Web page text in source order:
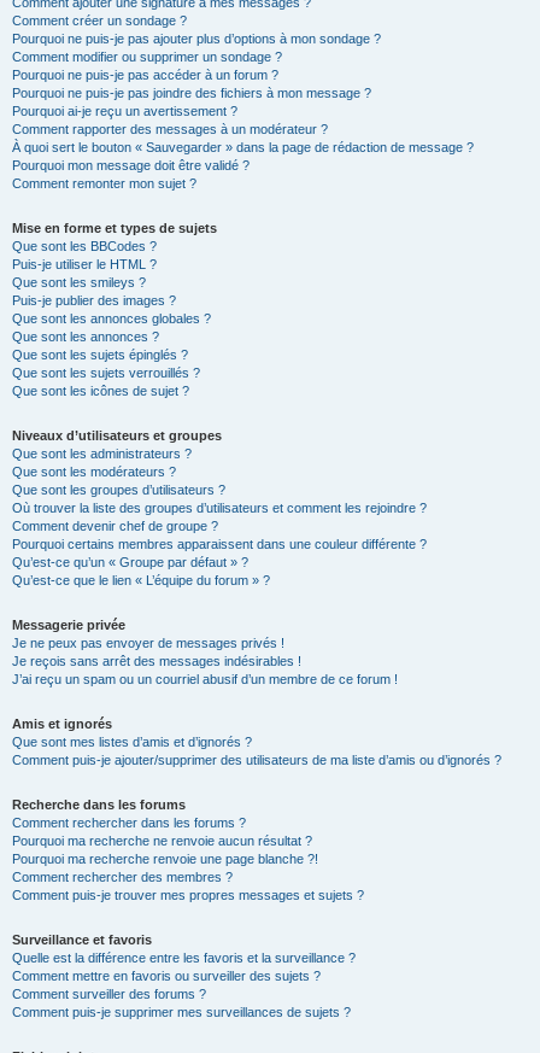
Comment créer un sondage ?
Pourquoi ne puis-je pas ajouter plus d’options à mon sondage ?
Comment modifier ou supprimer un sondage ?
Pourquoi ne puis-je pas accéder à un forum ?
Pourquoi ne puis-je pas joindre des fichiers à mon message ?
Pourquoi ai-je reçu un avertissement ?
Comment rapporter des messages à un modérateur ?
À quoi sert le bouton « Sauvegarder » dans la page de rédaction de message ?
Pourquoi mon message doit être validé ?
Comment remonter mon sujet ?
Mise en forme et types de sujets
Que sont les BBCodes ?
Puis-je utiliser le HTML ?
Que sont les smileys ?
Puis-je publier des images ?
Que sont les annonces globales ?
Que sont les annonces ?
Que sont les sujets épinglés ?
Que sont les sujets verrouillés ?
Que sont les icônes de sujet ?
Niveaux d’utilisateurs et groupes
Que sont les administrateurs ?
Que sont les modérateurs ?
Que sont les groupes d’utilisateurs ?
Où trouver la liste des groupes d’utilisateurs et comment les rejoindre ?
Comment devenir chef de groupe ?
Pourquoi certains membres apparaissent dans une couleur différente ?
Qu’est-ce qu’un « Groupe par défaut » ?
Qu’est-ce que le lien « L’équipe du forum » ?
Messagerie privée
Je ne peux pas envoyer de messages privés !
Je reçois sans arrêt des messages indésirables !
J’ai reçu un spam ou un courriel abusif d’un membre de ce forum !
Amis et ignorés
Que sont mes listes d’amis et d’ignorés ?
Comment puis-je ajouter/supprimer des utilisateurs de ma liste d’amis ou d’ignorés ?
Recherche dans les forums
Comment rechercher dans les forums ?
Pourquoi ma recherche ne renvoie aucun résultat ?
Pourquoi ma recherche renvoie une page blanche ?!
Comment rechercher des membres ?
Comment puis-je trouver mes propres messages et sujets ?
Surveillance et favoris
Quelle est la différence entre les favoris et la surveillance ?
Comment mettre en favoris ou surveiller des sujets ?
Comment surveiller des forums ?
Comment puis-je supprimer mes surveillances de sujets ?